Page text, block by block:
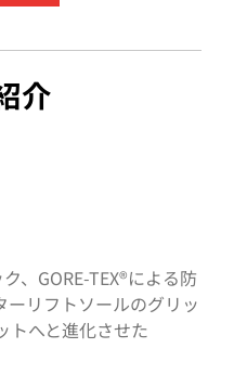
介
、GORE-TEX®による防
ーリフトソールのグリッ
トへと進化させた